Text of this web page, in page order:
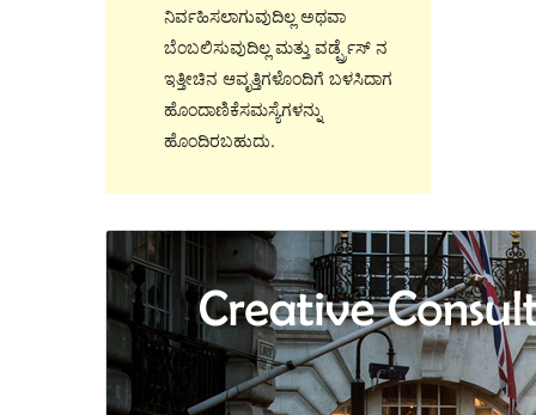
ನಿರ್ವಹಿಸಲಾಗುವುದಿಲ್ಲ ಅಥವಾ
ಬೆಂಬಲಿಸುವುದಿಲ್ಲ ಮತ್ತು ವರ್ಡ್ಪ್ರೆಸ್ ನ
ಇತ್ತೀಚಿನ ಆವೃತ್ತಿಗಳೊಂದಿಗೆ ಬಳಸಿದಾಗ
ಹೊಂದಾಣಿಕೆಸಮಸ್ಯೆಗಳನ್ನು
ಹೊಂದಿರಬಹುದು.